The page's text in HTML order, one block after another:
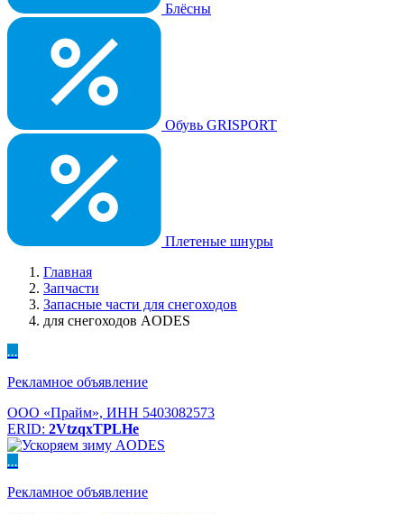
Блёсны
Обувь GRISPORT
Плетеные шнуры
Главная
Запчасти
Запасные части для снегоходов
для снегоходов AODES
...
Рекламное объявление
ООО «Прайм», ИНН 5403082573
ERID: 2VtzqxTPLHe
...
Рекламное объявление